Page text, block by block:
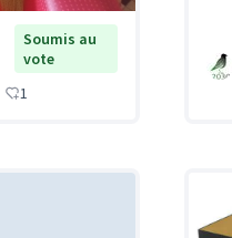
Soumis au
vote
1